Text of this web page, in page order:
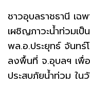
ชาวอุบลราชธานี เฉ
เผชิญภาวะน้ำท่วมเ
พล.อ.ประยุทธ์ จันทร์
ลงพื้นที่ จ.อุบลฯ เพื่
ประสบภัยน้ำท่วม ใ